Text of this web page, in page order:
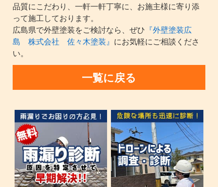
品質にこだわり、一軒一軒丁寧に、お施主様に寄り添
って施工しております。
広島県で外壁塗装をご検討なら、ぜひ 『外壁塗装広
島 株式会社 佐々木塗装』 にお気軽にご相談くださ
い。
一覧に戻る